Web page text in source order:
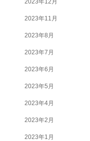
2023年11月
2023年8月
2023年7月
2023年6月
2023年5月
2023年4月
2023年2月
2023年1月